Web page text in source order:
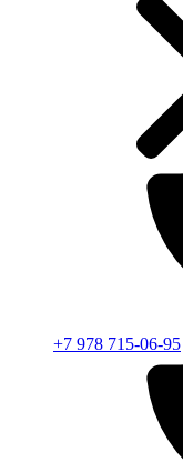
+7 978 715-06-95